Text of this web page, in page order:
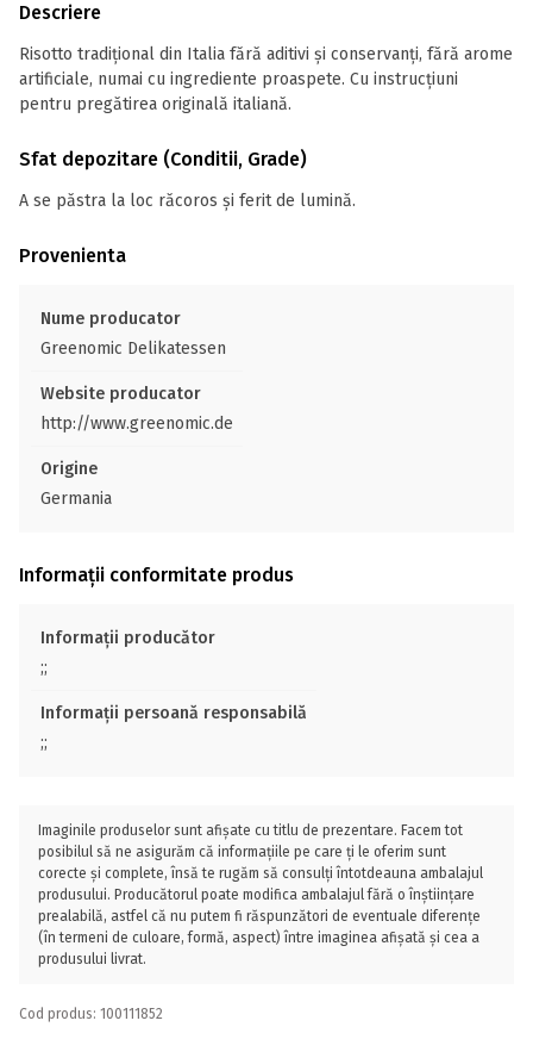
Descriere
Risotto tradițional din Italia fără aditivi și conservanți, fără arome
artificiale, numai cu ingrediente proaspete. Cu instrucțiuni
pentru pregătirea originală italiană.
Sfat depozitare (Conditii, Grade)
A se păstra la loc răcoros și ferit de lumină.
Provenienta
Nume producator
Greenomic Delikatessen
Website producator
http://www.greenomic.de
Origine
Germania
Informații conformitate produs
Informații producător
;;
Informații persoană responsabilă
;;
Imaginile produselor sunt afișate cu titlu de prezentare. Facem tot
posibilul să ne asigurăm că informațiile pe care ți le oferim sunt
corecte și complete, însă te rugăm să consulți întotdeauna ambalajul
produsului. Producătorul poate modifica ambalajul fără o înștiințare
prealabilă, astfel că nu putem fi răspunzători de eventuale diferențe
(în termeni de culoare, formă, aspect) între imaginea afișată și cea a
produsului livrat.
Cod produs: 100111852